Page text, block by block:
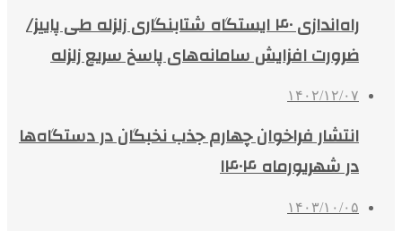
راه‌اندازی ۴۰ ایستگاه شتابنگاری زلزله طی پاییز/
ضرورت افزایش سامانه‌های پاسخ سریع زلزله
۱۴۰۲/۱۲/۰۷
انتشار فراخوان چهارم جذب نخبگان در دستگاه‌ها
در شهریورماه ۱۴۰۴
۱۴۰۳/۱۰/۰۵